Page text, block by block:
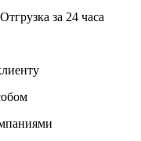
за 24 часа